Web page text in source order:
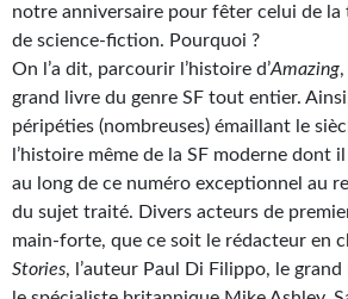
Le prix des lecteurs
GOODIES
Goodies Gotland
Tirages d’art Une Heure-Lumière
PLUS
À paraître
notre anniversaire pour fêter celui de
de science-fiction. Pourquoi ?
On l’a dit, parcourir l’histoire d’Amazing
grand livre du genre SF tout entier.
péripéties (nombreuses) émaillant le
l’histoire même de la SF moderne dont
au long de ce numéro exceptionnel au
du sujet traité. Divers acteurs de
main-forte, que ce soit le rédacteur en
Stories, l’auteur Paul Di Filippo, le